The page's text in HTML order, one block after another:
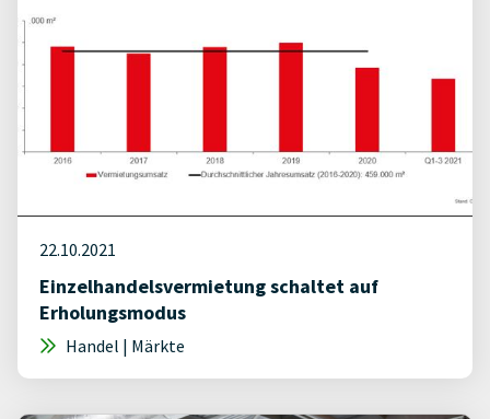
22.10.2021
Einzelhandelsvermietung schaltet auf
Erholungsmodus
Handel | Märkte